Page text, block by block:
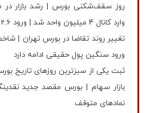
روز سقف‌شکنی بورس | رشد بازار در
وارد کانال 4 میلیون واحد شد | ورود 2.6 همت پول به بازار
ورود سنگین پول حقیقی ادامه دارد
بازار سهام | بورس مقصد جدید
نمادهای متوقف